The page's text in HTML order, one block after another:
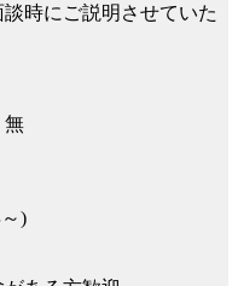
時にご説明させていた
無
)